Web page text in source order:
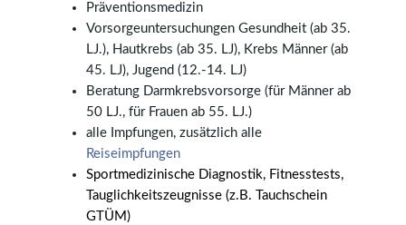
Präventionsmedizin
Vorsorgeuntersuchungen Gesundheit (ab 35.
LJ.), Hautkrebs (ab 35. LJ), Krebs Männer (ab
45. LJ), Jugend (12.-14. LJ)
Beratung Darmkrebsvorsorge (für Männer ab
50 LJ., für Frauen ab 55. LJ.)
alle Impfungen, zusätzlich alle
Reiseimpfungen
Sportmedizinische Diagnostik, Fitnesstests,
Tauglichkeitszeugnisse (z.B. Tauchschein
GTÜM)